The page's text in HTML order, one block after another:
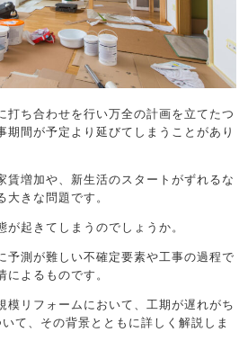
打ち合わせを行い万全の計画を立てたつ
期間が予定より延びてしまうことがあり
賃増加や、新生活のスタートがずれるな
大きな問題です。
起きてしまうのでしょうか。
予測が難しい不確定要素や工事の過程で
よるものです。
模リフォームにおいて、工期が遅れがち
て、その背景とともに詳しく解説しま